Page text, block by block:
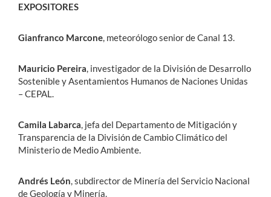
EXPOSITORES
Gianfranco Marcone , meteorólogo senior de Canal 13.
Mauricio Pereira , investigador de la División de Desarrollo
Sostenible y Asentamientos Humanos de Naciones Unidas
– CEPAL.
Camila Labarca , jefa del Departamento de Mitigación y
Transparencia de la División de Cambio Climático del
Ministerio de Medio Ambiente.
Andrés León , subdirector de Minería del Servicio Nacional
de Geología y Minería.